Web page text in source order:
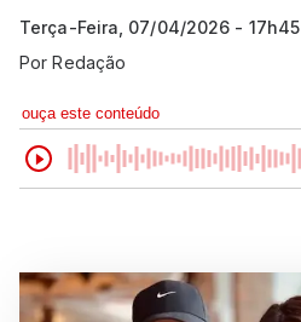
Terça-Feira, 07/04/2026 - 17h45
PorRedação
ouça este conteúdo